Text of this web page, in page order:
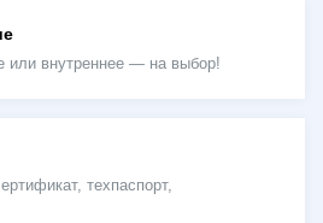
или внутреннее — на выбор!
техпаспорт,